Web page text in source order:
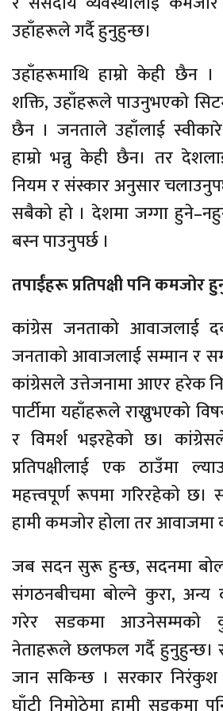
उहाँहरूले गर्दै हुनुहुन्छ।
उहाँहरूमाथि हाम्रो केही छैन
शक्ति, उहाँहरूले पाउनुभएको
छैन । जनताले उहाँलाई
हाम्रो भन्नु केही छैन। तर
नियम र संस्कार अनुसार
सबैको हो । देशमा जग्गा
बस्न पाउनुपर्छ ।
तपाईंहरू प्रतिपक्षी पनि कमजोर
कांग्रेस जनताको आवाजलाई
जनताको आवाजलाई सम्मान र
कांग्रेसले उत्तेजनामा आएर हरेक
पार्टीमा यहाँहरूले राख्नुभएको
र विमर्श भइरहेको छ।
प्रतिपक्षीलाई एक ठाउँमा
महत्त्वपूर्ण रूपमा गरिरहेको छ।
हामी कमजोर होला तर
जब सदन सुरू हुन्छ, सदनमा बोल्ने
संगठनबीचमा बोल्ने कुरा,
गरेर सडकमा आउनेसम्मको
नेताहरूले छलफल गर्दै हुनुहुन्छ। र,
जान सकिन्छ । सरकार